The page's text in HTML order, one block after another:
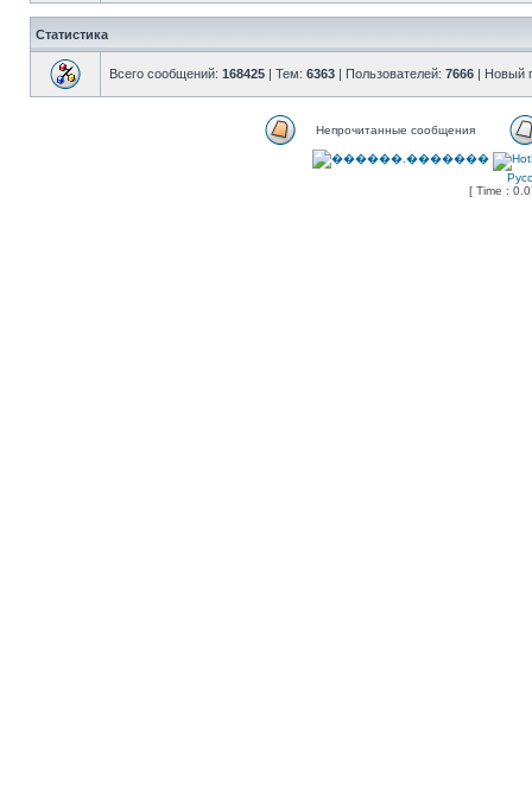
Статистика
Всего сообщений: 168425 | Тем: 6363 | Пользователей: 7666 | Новый
Непрочитанные сообщения
[ Time :